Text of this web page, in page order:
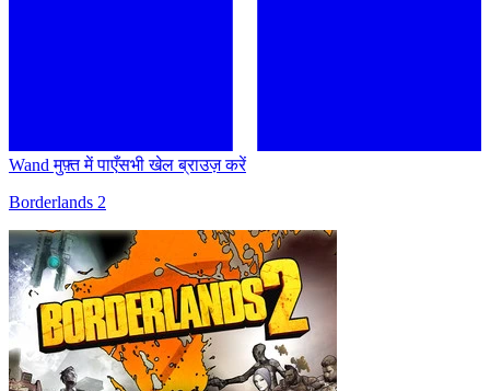
Wand मुफ़्त में पाएँसभी खेल ब्राउज़ करें
Borderlands 2